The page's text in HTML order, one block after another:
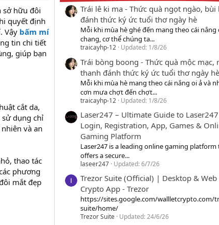
sở hữu đôi
quyết định
Vậy bấm mí
tin chi tiết
giúp bạn
cắt da,
dụng chỉ
và an
thao tác
phương
mắt đẹp
Trái lê ki ma - Thức quà ngọt ngào, bùi
đánh thức ký ức tuổi thơ ngày hè
Mỗi khi mùa hè ghé đến mang theo cái nắng
chang, cơ thể chúng ta...
traicayhp-12 Updated: 1/8/26
Trái bòng boong - Thức quà mộc mạc,
thanh đánh thức ký ức tuổi thơ ngày hè
Mỗi khi mùa hè mang theo cái nắng oi ả và
cơn mưa chợt đến chợt...
traicayhp-12 Updated: 1/8/26
Laser247 – Ultimate Guide to Laser247
Login, Registration, App, Games &
Gaming Platform
Laser247 is a leading online gaming
offers a secure...
laseer247 Updated:6/7/26
Trezor Suite (Official) | Desktop & Web
Crypto App - Trezor
https://sites.google.com/wallletcrypto.com/
suite/home/
Trezor Suite Updated:24/6/26